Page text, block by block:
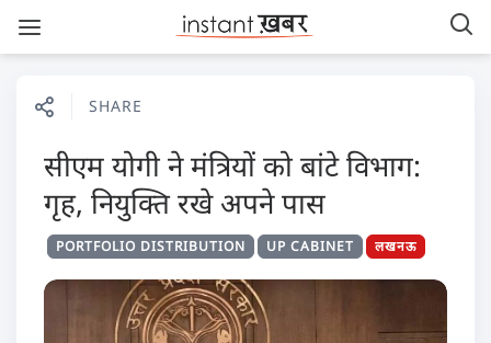
SHARE
सीएम योगी ने मंत्रियों को बांटे विभाग:
गृह, नियुक्ति रखे अपने पास
PORTFOLIO DISTRIBUTION UP CABINET लखनऊ